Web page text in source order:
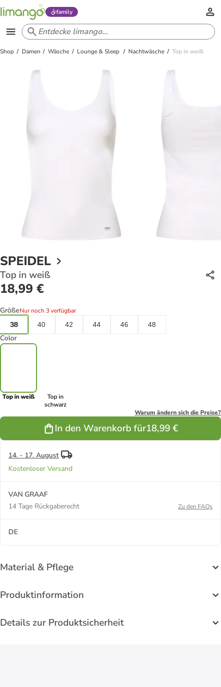
family
Shop Damen Wäsche Lounge & Sleep Nachtwäsche Top in weiß
SPEIDEL
Top in weiß
18,99 €
GrößeNur noch 3 verfügbar
38
40 42 44 46 48
Color
Top in weiß
Top in
schwarz
Warum ändern sich die Preise?
In den Warenkorb für18,99 €
14. - 17. August
Kostenloser Versand
VAN GRAAF
14 Tage Rückgaberecht
Zu den FAQs
DE
Material & Pflege
Produktinformation
Details zur Produktsicherheit